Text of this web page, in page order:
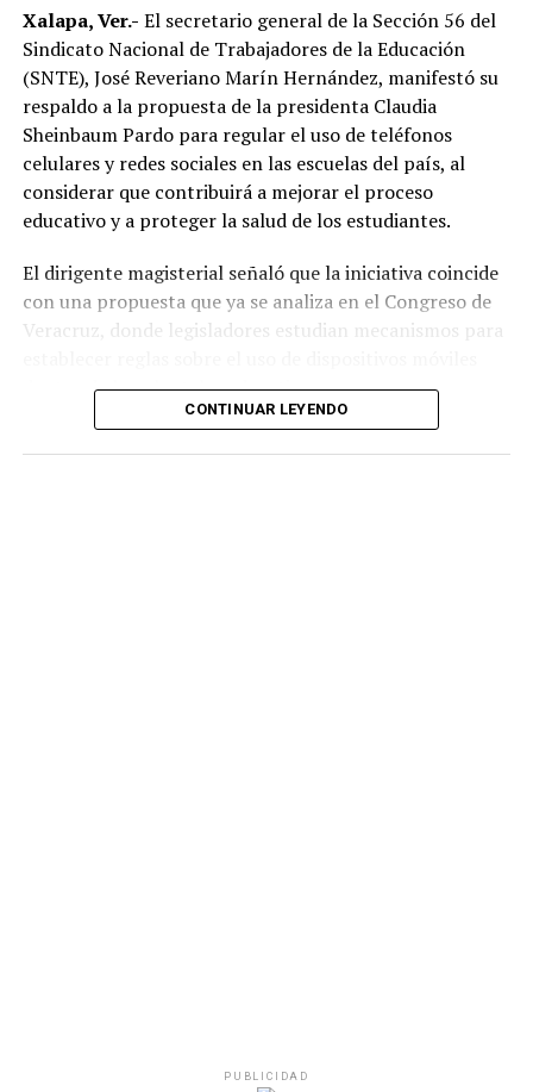
comunidad universitaria.
de refrigeración, afectando la frescura del producto.
Explicó que el huevo cruza la frontera, es almacenado en
bodegas y posteriormente distribuido hacia estados
como Veracruz, por lo que el tiempo de traslado puede
influir en sus condiciones de conservación si no se
mantiene la temperatura adecuada.
suficiente para abastecer la demanda nacional, por lo
que consideró innecesaria la importación de este
En ese sentido, exhortó a la población a revisar el origen
del huevo antes de comprarlo y dar preferencia al
producto nacional, al asegurar que ofrece mayor
Xalapa, Ver.- El secretario general de la Sección 56 del
Sindicato Nacional de Trabajadores de la Educación
(SNTE), José Reveriano Marín Hernández, manifestó su
respaldo a la propuesta de la presidenta Claudia
Sheinbaum Pardo para regular el uso de teléfonos
celulares y redes sociales en las escuelas del país, al
considerar que contribuirá a mejorar el proceso
educativo y a proteger la salud de los estudiantes.
El dirigente magisterial señaló que la iniciativa coincide
con una propuesta que ya se analiza en el Congreso de
Veracruz, donde legisladores estudian mecanismos para
dentro de los planteles educativos.
“No, yo creo que llega a tiempo y se tiene que tomar
CONTINUAR LEYENDO
PUBLICIDAD